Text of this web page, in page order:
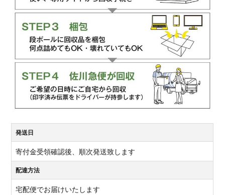
発送日
寄付金受領確認後、順次発送致します
配達方法
宅配便でお届けいたします